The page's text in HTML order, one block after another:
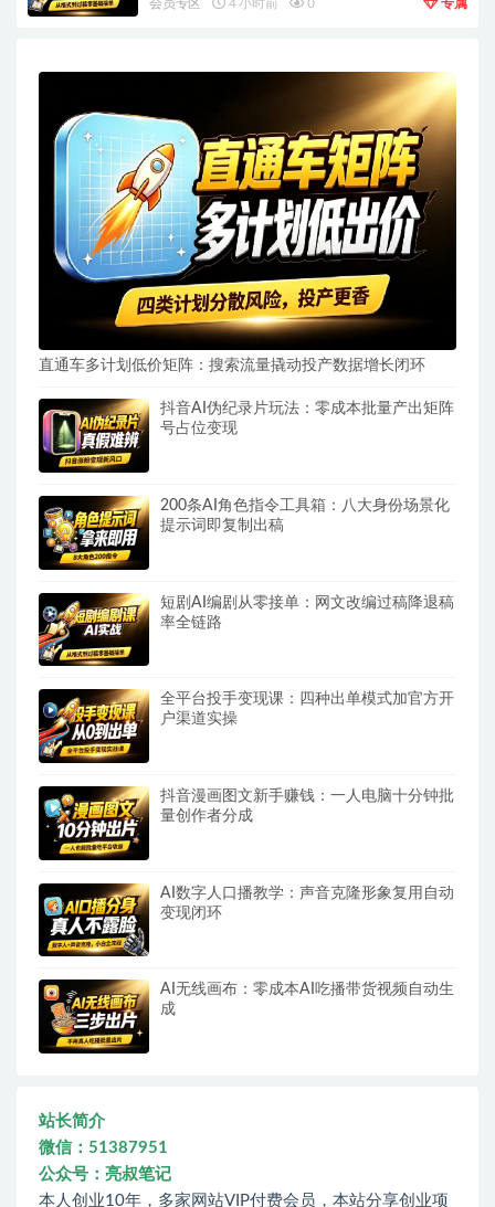
会员专区 4 小时前 0 专属
直通车多计划低价矩阵：搜索流量撬动投产数据增长闭环
抖音AI伪纪录片玩法：零成本批量产出矩阵
号占位变现
200条AI角色指令工具箱：八大身份场景化
提示词即复制出稿
短剧AI编剧从零接单：网文改编过稿降退稿
率全链路
全平台投手变现课：四种出单模式加官方开
户渠道实操
抖音漫画图文新手赚钱：一人电脑十分钟批
量创作者分成
AI数字人口播教学：声音克隆形象复用自动
变现闭环
AI无线画布：零成本AI吃播带货视频自动生
成
站长简介
微信：51387951
公众号：亮叔笔记
本人创业10年，多家网站VIP付费会员，本站分享创业项